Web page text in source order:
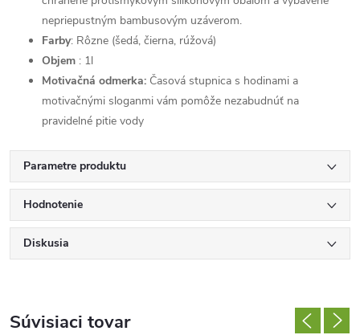
nepriepustným bambusovým uzáverom.
Farby: Rôzne (šedá, čierna, rúžová)
Objem : 1l
Motivačná odmerka: Časová stupnica s hodinami a
motivačnými sloganmi vám pomôže nezabudnúť na
pravidelné pitie vody
Parametre produktu
Hodnotenie
Diskusia
Súvisiaci tovar